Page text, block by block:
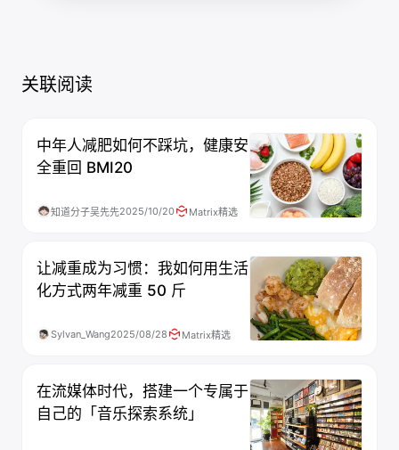
关联阅读
中年人减肥如何不踩坑，健康安
全重回 BMI20
知道分子吴先先2025/10/20 Matrix精选
让减重成为习惯：我如何用生活
化方式两年减重 50 斤
Sylvan_Wang2025/08/28 Matrix精选
在流媒体时代，搭建一个专属于
自己的「音乐探索系统」